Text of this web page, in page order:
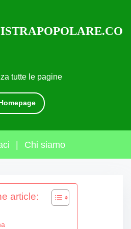
tutte le pagine
| Chi siamo
article: